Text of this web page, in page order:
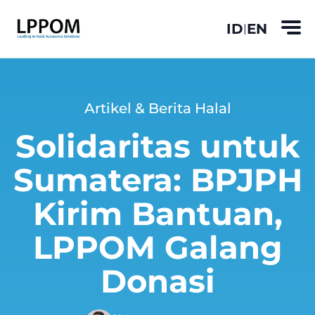
ID|EN
Artikel & Berita Halal
Solidaritas untuk
Sumatera: BPJPH
Kirim Bantuan,
LPPOM Galang
Donasi